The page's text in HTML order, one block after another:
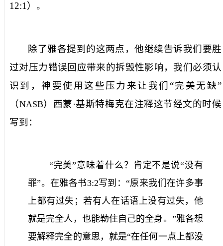
12:1 ）。
除了雅各提到的这两点，他继续告诉我们要胜
过对压力错误回应带来的拆毁性影响，我们必须认
识到，神要使用这些压力来让我们“完美无缺”
（NASB）西蒙·基斯特梅克在注释这节经文的时候
写到：
“完美”意味着什么？肯定不是说“没有
罪”。在雅各书3:2写到：“原来我们在许多事
上都有过失；若有人在话语上没有过失，他
就是完全人，也能勒住自己的全身。”雅各想
要解释完全的意思，就是“在任何一点上都没